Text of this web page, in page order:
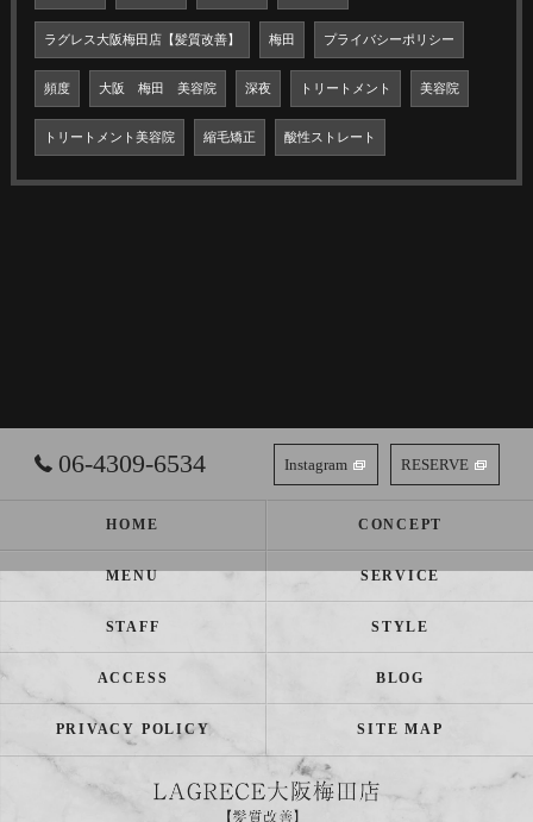
ラグレス大阪梅田店【髪質改善】 梅田 プライバシーポリシー
頻度 大阪 梅田 美容院 深夜 トリートメント 美容院
トリートメント美容院 縮毛矯正 酸性ストレート
06-4309-6534 Instagram RESERVE
HOME CONCEPT
MENU SERVICE
STAFF STYLE
ACCESS BLOG
PRIVACY POLICY SITE MAP